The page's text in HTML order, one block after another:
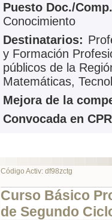
Puesto Doc./
Conocimiento
Destinatarios:
y Formación
públicos de la
Matemáticas,
Mejora de la
Convocada en
Código Activ: df98zctg
Curso Básico
de Segundo